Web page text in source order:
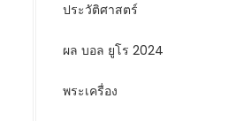
ประวัติศาสตร์
ผล บอล ยูโร 2024
พระเครื่อง